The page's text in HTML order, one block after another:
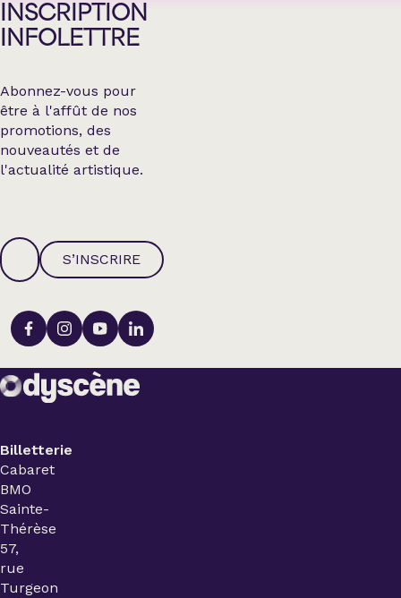
INSCRIPTION
INFOLETTRE
Abonnez-vous pour
être à l'affût de nos
promotions, des
nouveautés et de
l'actualité artistique.
S’INSCRIRE
Billetterie
Cabaret
BMO
Sainte-
Thérèse
57,
rue
Turgeon